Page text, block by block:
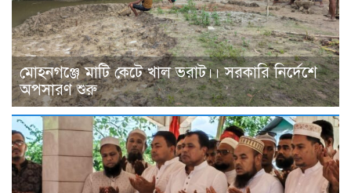
মোহনগঞ্জে মাটি কেটে খাল ভরাট।। সরকারি নির্দেশে
অপসারণ শুরু